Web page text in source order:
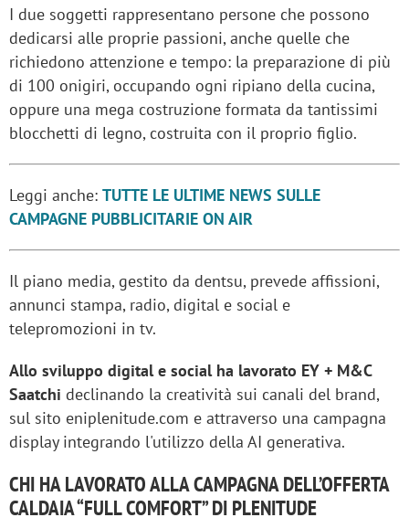
I due soggetti rappresentano persone che possono
dedicarsi alle proprie passioni, anche quelle che
richiedono attenzione e tempo: la preparazione di più
di 100 onigiri, occupando ogni ripiano della cucina,
oppure una mega costruzione formata da tantissimi
blocchetti di legno, costruita con il proprio figlio.
Leggi anche: TUTTE LE ULTIME NEWS SULLE
CAMPAGNE PUBBLICITARIE ON AIR
Il piano media, gestito da dentsu, prevede affissioni,
annunci stampa, radio, digital e social e
telepromozioni in tv.
Allo sviluppo digital e social ha lavorato EY + M&C
Saatchi declinando la creatività sui canali del brand,
sul sito eniplenitude.com e attraverso una campagna
display integrando l'utilizzo della AI generativa.
CHI HA LAVORATO ALLA CAMPAGNA DELL’OFFERTA
CALDAIA “FULL COMFORT” DI PLENITUDE